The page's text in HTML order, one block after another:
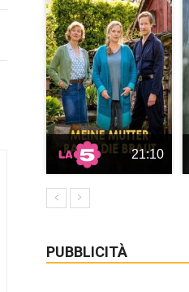
21:10
PUBBLICITÀ